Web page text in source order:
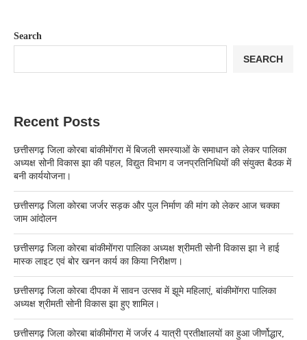
Search
SEARCH
Recent Posts
छत्तीसगढ़ जिला कोरबा बांकीमोंगरा में बिजली समस्याओं के समाधान को लेकर पालिका
अध्यक्ष सोनी विकास झा की पहल, विद्युत विभाग व जनप्रतिनिधियों की संयुक्त बैठक में
बनी कार्ययोजना।
छत्तीसगढ़ जिला कोरबा जर्जर सड़क और पुल निर्माण की मांग को लेकर आज चक्का
जाम आंदोलन
छत्तीसगढ़ जिला कोरबा बांकीमोंगरा पालिका अध्यक्ष श्रीमती सोनी विकास झा ने हाई
मास्क लाइट एवं बोर खनन कार्य का किया निरीक्षण।
छत्तीसगढ़ जिला कोरबा दीपका में सावन उत्सव में झूमे महिलाएं, बांकीमोंगरा पालिका
अध्यक्ष श्रीमती सोनी विकास झा हुए शामिल।
छत्तीसगढ़ जिला कोरबा बांकीमोंगरा में जर्जर 4 यात्री प्रतीक्षालयों का हुआ जीर्णोद्धार,